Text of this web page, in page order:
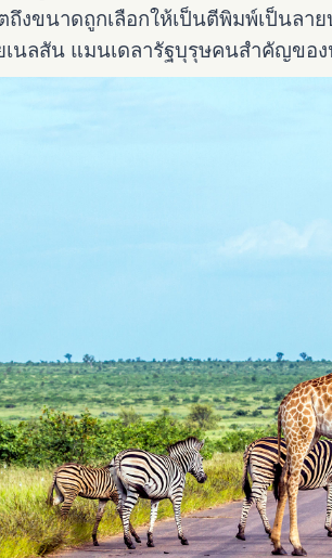
ถึงขนาดถูกเลือกให้เป็นตีพิมพ์เป็นล
เนลสัน แมนเดลารัฐบุรุษคนสำคัญของ